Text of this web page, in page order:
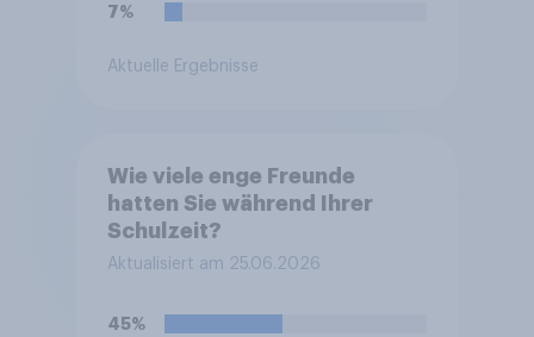
7%
Aktuelle Ergebnisse
Wie viele enge Freunde
hatten Sie während Ihrer
Schulzeit?
Aktualisiert am 25.06.2026
45%